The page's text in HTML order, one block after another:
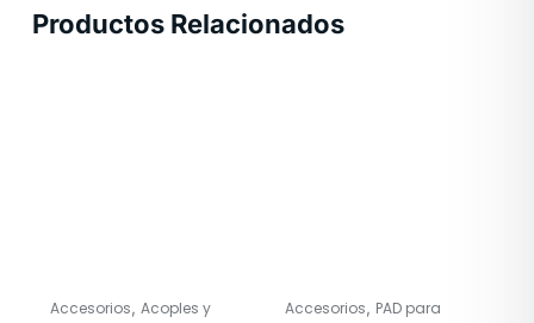
Productos Relacionados
Accesorios Acoples y
Accesorios PAD para